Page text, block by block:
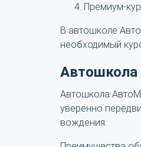
Премиум-
В автошколе
необходимый
Автошкола
Автошкола
уверенно
вождения.